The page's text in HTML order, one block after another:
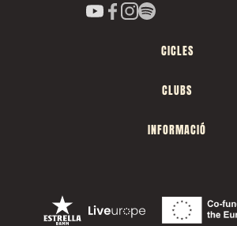
CICLES
CLUBS
INFORMACIÓ